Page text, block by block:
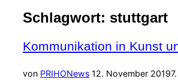
Navigation
umschalten
Schlagwort: stuttgart
Kommunikation in Kunst
von PRIHONewsVeröffentlicht
12. November 2019